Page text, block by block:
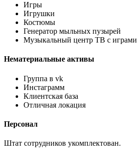
Игры
Игрушки
Костюмы
Генератор мыльных пузырей
Музыкальный центр ТВ с играми
Нематериальные активы
Группа в vk
Инстаграмм
Клиентская база
Отличная локация
Персонал
Штат сотрудников укомплектован.